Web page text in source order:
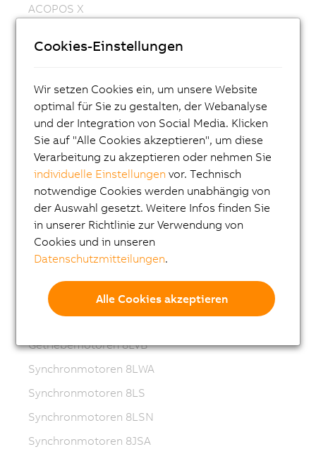
ACOPOS X
ACOPOSmulti
ACOPOSremote
ACOPOSmotor
Frequenzumrichter (VFD)
Synchronmotoren 8LS-4
Synchronmotoren 8MS-4
ACOPOSmotor Compact
Getriebemotoren 8WSB
Synchronmotoren 8LVA
Getriebemotoren 8LVB
Synchronmotoren 8LWA
Synchronmotoren 8LS
Synchronmotoren 8LSN
Synchronmotoren 8JSA
Cookies-Einstellungen
Wir setzen Cookies ein, um unsere Website
optimal für Sie zu gestalten, der Webanalyse
und der Integration von Social Media. Klicken
Sie auf "Alle Cookies akzeptieren", um diese
Verarbeitung zu akzeptieren oder nehmen Sie
individuelle Einstellungen vor. Technisch
notwendige Cookies werden unabhängig von
der Auswahl gesetzt. Weitere Infos finden Sie
in unserer Richtlinie zur Verwendung von
Cookies und in unseren
Datenschutzmitteilungen.
Alle Cookies akzeptieren